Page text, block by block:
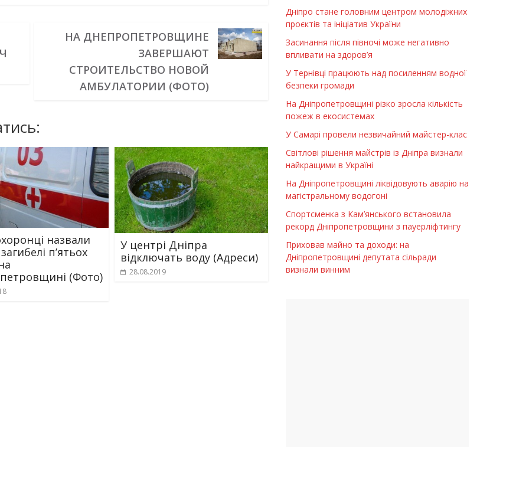
НА ДНЕПРОПЕТРОВЩИНЕ
ЗАВЕРШАЮТ
СТРОИТЕЛЬСТВО НОВОЙ
АМБУЛАТОРИИ (ФОТО)
назвали
п’ятьох
(Фото)
У центрі Дніпра
відключать воду (Адреси)
28.08.2019
Дніпро стане головним центром молодіжних
проєктів та ініціатив України
Засинання після півночі може негативно
впливати на здоров’я
У Тернівці працюють над посиленням водної
безпеки громади
На Дніпропетровщині різко зросла кількість
пожеж в екосистемах
У Самарі провели незвичайний майстер-клас
Світлові рішення майстрів із Дніпра визнали
найкращими в Україні
На Дніпропетровщині ліквідовують аварію на
магістральному водогоні
Спортсменка з Кам’янського встановила
рекорд Дніпропетровщини з пауерліфтингу
Приховав майно та доходи: на
Дніпропетровщині депутата сільради
визнали винним